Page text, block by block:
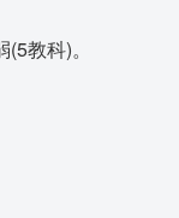
教科)。